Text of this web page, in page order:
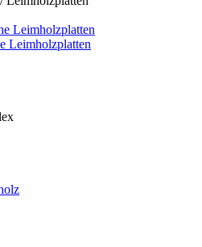
Leimholzplatten
Leimholzplatten